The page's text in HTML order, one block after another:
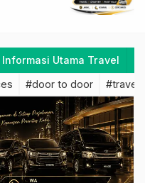
Informasi Utama Travel
#door to door #travel